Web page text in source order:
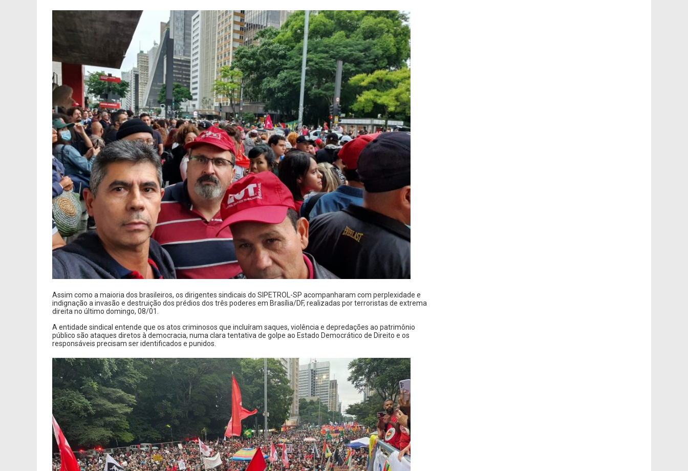
Assim como a maioria dos brasileiros, os dirigentes sindicais do SIPETROL-SP acompanharam com perplexidade e
indignação a invasão e destruição dos prédios dos três poderes em Brasília/DF, realizadas por terroristas de extrema
direita no último domingo, 08/01.
A entidade sindical entende que os atos criminosos que incluíram saques, violência e depredações ao patrimônio
público são ataques diretos à democracia, numa clara tentativa de golpe ao Estado Democrático de Direito e os
responsáveis precisam ser identificados e punidos.